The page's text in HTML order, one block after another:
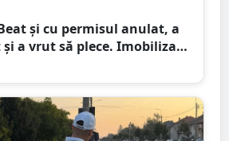
și cu permisul anulat, a
a vrut să plece. Imobilizat